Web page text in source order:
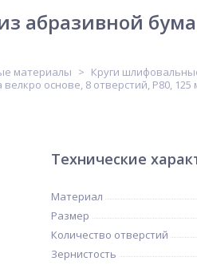
материалы
Круги
основе, 8 отверстий, P80, 125
Технические
Материал
Размер
Количество отверстий
Зернистость